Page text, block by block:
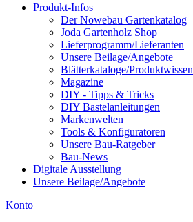
Produkt-Infos
Der Nowebau Gartenkatalog
Joda Gartenholz Shop
Lieferprogramm/Lieferanten
Unsere Beilage/Angebote
Blätterkataloge/Produktwissen
Magazine
DIY - Tipps & Tricks
DIY Bastelanleitungen
Markenwelten
Tools & Konfiguratoren
Unsere Bau-Ratgeber
Bau-News
Digitale Ausstellung
Unsere Beilage/Angebote
Konto